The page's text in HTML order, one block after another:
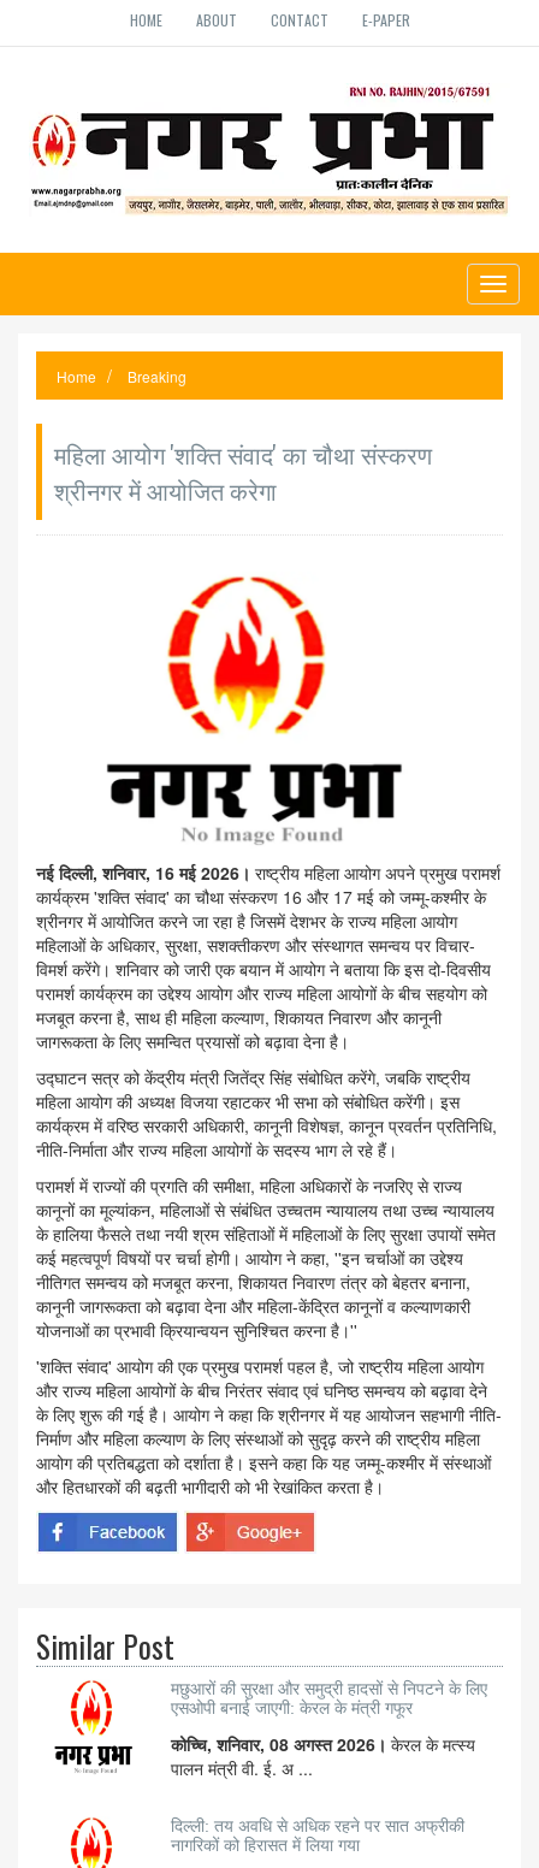
HOME ABOUT CONTACT E-PAPER
Home Breaking
महिला आयोग 'शक्ति संवाद' का चौथा संस्करण
श्रीनगर में आयोजित करेगा
नई दिल्ली, शनिवार, 16 मई 2026। राष्ट्रीय महिला आयोग अपने प्रमुख परामर्श
कार्यक्रम 'शक्ति संवाद' का चौथा संस्करण 16 और 17 मई को जम्मू-कश्मीर के
श्रीनगर में आयोजित करने जा रहा है जिसमें देशभर के राज्य महिला आयोग
महिलाओं के अधिकार, सुरक्षा, सशक्तीकरण और संस्थागत समन्वय पर विचार-
विमर्श करेंगे। शनिवार को जारी एक बयान में आयोग ने बताया कि इस दो-दिवसीय
परामर्श कार्यक्रम का उद्देश्य आयोग और राज्य महिला आयोगों के बीच सहयोग को
मजबूत करना है, साथ ही महिला कल्याण, शिकायत निवारण और कानूनी
जागरूकता के लिए समन्वित प्रयासों को बढ़ावा देना है।
उद्घाटन सत्र को केंद्रीय मंत्री जितेंद्र सिंह संबोधित करेंगे, जबकि राष्ट्रीय
महिला आयोग की अध्यक्ष विजया रहाटकर भी सभा को संबोधित करेंगी। इस
कार्यक्रम में वरिष्ठ सरकारी अधिकारी, कानूनी विशेषज्ञ, कानून प्रवर्तन प्रतिनिधि,
नीति-निर्माता और राज्य महिला आयोगों के सदस्य भाग ले रहे हैं।
परामर्श में राज्यों की प्रगति की समीक्षा, महिला अधिकारों के नजरिए से राज्य
कानूनों का मूल्यांकन, महिलाओं से संबंधित उच्चतम न्यायालय तथा उच्च न्यायालय
के हालिया फैसले तथा नयी श्रम संहिताओं में महिलाओं के लिए सुरक्षा उपायों समेत
कई महत्वपूर्ण विषयों पर चर्चा होगी। आयोग ने कहा, ''इन चर्चाओं का उद्देश्य
नीतिगत समन्वय को मजबूत करना, शिकायत निवारण तंत्र को बेहतर बनाना,
कानूनी जागरूकता को बढ़ावा देना और महिला-केंद्रित कानूनों व कल्याणकारी
योजनाओं का प्रभावी क्रियान्वयन सुनिश्चित करना है।''
'शक्ति संवाद' आयोग की एक प्रमुख परामर्श पहल है, जो राष्ट्रीय महिला आयोग
और राज्य महिला आयोगों के बीच निरंतर संवाद एवं घनिष्ठ समन्वय को बढ़ावा देने
के लिए शुरू की गई है। आयोग ने कहा कि श्रीनगर में यह आयोजन सहभागी नीति-
निर्माण और महिला कल्याण के लिए संस्थाओं को सुदृढ़ करने की राष्ट्रीय महिला
आयोग की प्रतिबद्धता को दर्शाता है। इसने कहा कि यह जम्मू-कश्मीर में संस्थाओं
और हितधारकों की बढ़ती भागीदारी को भी रेखांकित करता है।
Similar Post
मछुआरों की सुरक्षा और समुद्री हादसों से निपटने के लिए
एसओपी बनाई जाएगी: केरल के मंत्री गफूर
कोच्चि, शनिवार, 08 अगस्त 2026। केरल के मत्स्य
पालन मंत्री वी. ई. अ ...
दिल्ली: तय अवधि से अधिक रहने पर सात अफ्रीकी
नागरिकों को हिरासत में लिया गया